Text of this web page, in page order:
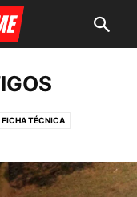
FICHA TÉCNICA